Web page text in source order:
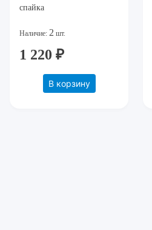
спайка
Наличие: 2 шт.
1 220 ₽
В корзину